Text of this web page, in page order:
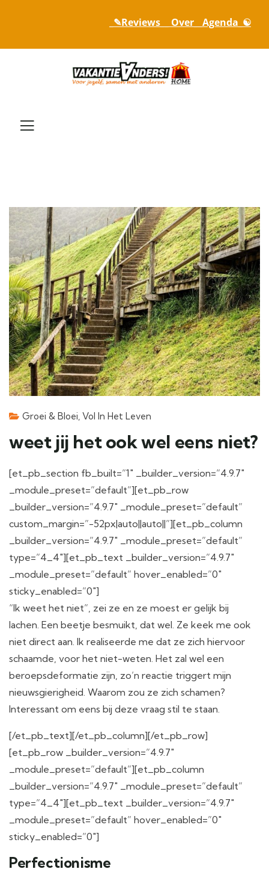
_✎Reviews_ _ Over_ _Agenda_☯
Groei & Bloei Vol In Het Leven
weet jij het ook wel eens niet?
[et_pb_section fb_built=”1″ _builder_version=”4.9.7″
_module_preset=”default”][et_pb_row
_builder_version=”4.9.7″ _module_preset=”default”
custom_margin=”-52px|auto||auto||”][et_pb_column
_builder_version=”4.9.7″ _module_preset=”default”
type=”4_4″][et_pb_text _builder_version=”4.9.7″
_module_preset=”default” hover_enabled=”0″
sticky_enabled=”0″]
“Ik weet het niet”, zei ze en ze moest er gelijk bij
lachen. Een beetje besmuikt, dat wel. Ze keek me ook
niet direct aan. Ik realiseerde me dat ze zich hiervoor
schaamde, voor het niet-weten. Het zal wel een
beroepsdeformatie zijn, zo’n reactie triggert mijn
nieuwsgierigheid. Waarom zou ze zich schamen?
Interessant om eens bij deze vraag stil te staan.
[/et_pb_text][/et_pb_column][/et_pb_row]
[et_pb_row _builder_version=”4.9.7″
_module_preset=”default”][et_pb_column
_builder_version=”4.9.7″ _module_preset=”default”
type=”4_4″][et_pb_text _builder_version=”4.9.7″
_module_preset=”default” hover_enabled=”0″
sticky_enabled=”0″]
Perfectionisme